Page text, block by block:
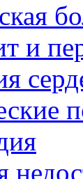
и